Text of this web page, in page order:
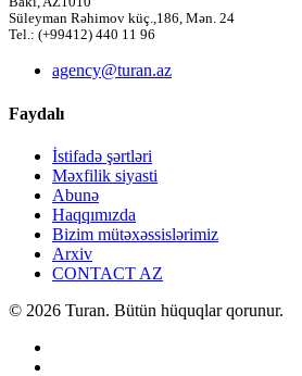
Süleyman Rəhimov küç.,186, Mən. 24
Tel.: (+99412) 440 11 96
agency@turan.az
Faydalı
İstifadə şərtləri
Məxfilik siyasti
Abunə
Haqqımızda
Bizim mütəxəssislərimiz
Arxiv
CONTACT AZ
© 2026 Turan. Bütün hüquqlar qorunur.